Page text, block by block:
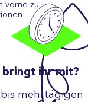
vorne zu
ihr mit?
mehrtägigen